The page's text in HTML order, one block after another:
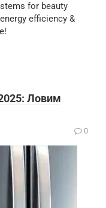
for beauty
efficiency &
Ловим
0